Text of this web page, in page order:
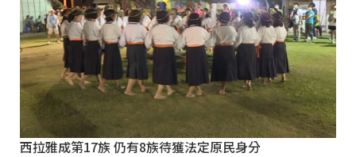
西拉雅成第17族 仍有8族待獲法定原民身分